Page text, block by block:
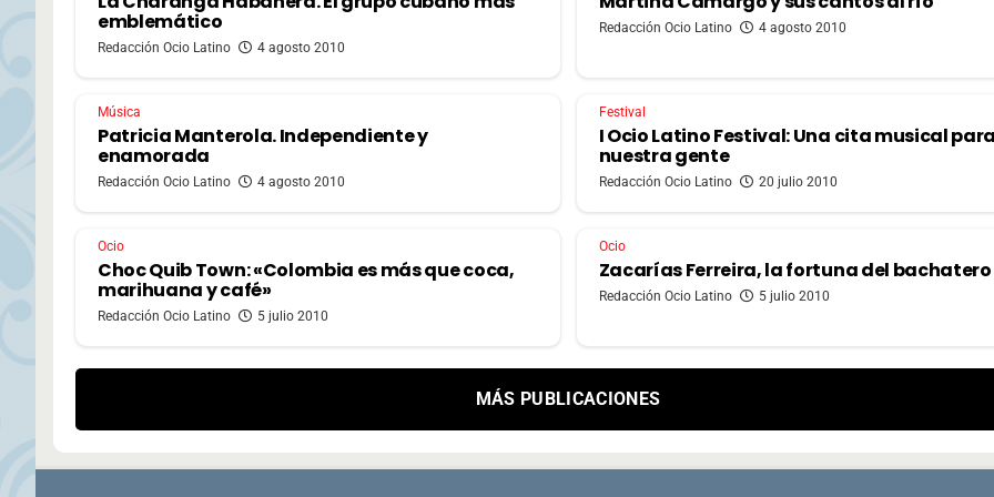
emblemático
Redacción Ocio Latino 4 agosto 2010
Redacción Ocio Latino 4 agosto 2010
Música
Patricia Manterola. Independiente y
enamorada
Redacción Ocio Latino 4 agosto 2010
Festival
I Ocio Latino Festival: Una cita musical
nuestra gente
Redacción Ocio Latino 20 julio 2010
Ocio
Choc Quib Town: «Colombia es más que coca,
marihuana y café»
Redacción Ocio Latino 5 julio 2010
Ocio
Zacarías Ferreira, la fortuna del bachatero
Redacción Ocio Latino 5 julio 2010
MÁS PUBLICACIONES